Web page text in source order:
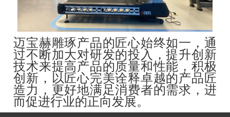
迈宝赫雕琢产品的匠心始终如一，通
过不断加大对研发的投入，提升创新
技术来提高产品的质量和性能，积极
创新，以匠心完美诠释卓越的产品匠
造力，更好地满足消费者的需求，进
而促进行业的正向发展。